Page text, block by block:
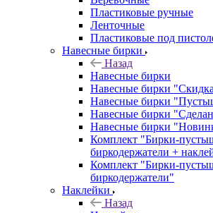
Пластиковые ручные
Ленточные
Пластиковые под
Навесные бирки
Назад
Навесные бирки
Навесные бирки
Навесные бирки
Навесные бирки
Навесные бирки
Комплект "Бирки-
биркодержатели +
Комплект "Бирки-
биркодержатели"
Наклейки
Назад